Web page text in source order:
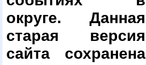
округе. Данная
старая версия
сайта сохранена